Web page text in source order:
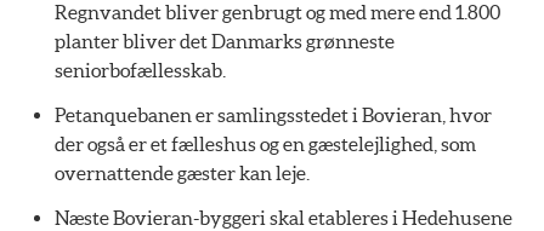
Regnvandet bliver genbrugt og med mere end 1.800
planter bliver det Danmarks grønneste
seniorbofællesskab.
Petanquebanen er samlingsstedet i Bovieran, hvor
der også er et fælleshus og en gæstelejlighed, som
overnattende gæster kan leje.
Næste Bovieran-byggeri skal etableres i Hedehusene